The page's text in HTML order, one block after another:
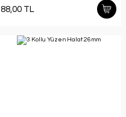
88,00 TL